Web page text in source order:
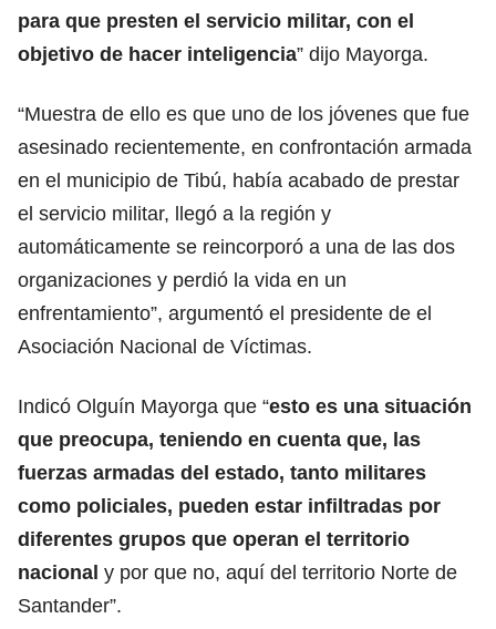
para que presten el servicio militar, con el
objetivo de hacer inteligencia” dijo Mayorga.
“Muestra de ello es que uno de los jóvenes que fue
asesinado recientemente, en confrontación armada
en el municipio de Tibú, había acabado de prestar
el servicio militar, llegó a la región y
automáticamente se reincorporó a una de las dos
organizaciones y perdió la vida en un
enfrentamiento”, argumentó el presidente de el
Asociación Nacional de Víctimas.
Indicó Olguín Mayorga que “esto es una situación
que preocupa, teniendo en cuenta que, las
fuerzas armadas del estado, tanto militares
como policiales, pueden estar infiltradas por
diferentes grupos que operan el territorio
nacional y por que no, aquí del territorio Norte de
Santander”.